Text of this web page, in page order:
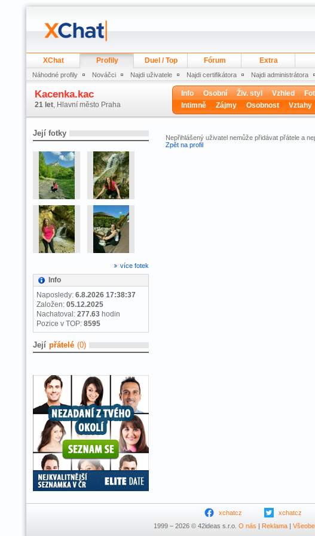
XChat Profily Duel / Top Fórum Extra
Náhodné profily Nováčci Najdi uživatele Najdi certifikátora Najdi administrátora
Kacenka.kac
21 let, Hlavní město Praha
Info Osobní Živ. styl Vzhled
Intimně
Zájmy Osobnost Vztahy
Její fotky
více fotek
Info
Naposledy: 6.8.2026 17:38:37
Založen: 05.12.2025
Nachatoval: 277.63 hodin
Pozice v TOP: 8595
Její přátelé (0)
Nepřihlášený uživatel nemůže přidávat přátele a
Zpět na profil
xchatcz xchatcz
1999 – 2026 © 42ideas s.r.o. O nás | Reklama|